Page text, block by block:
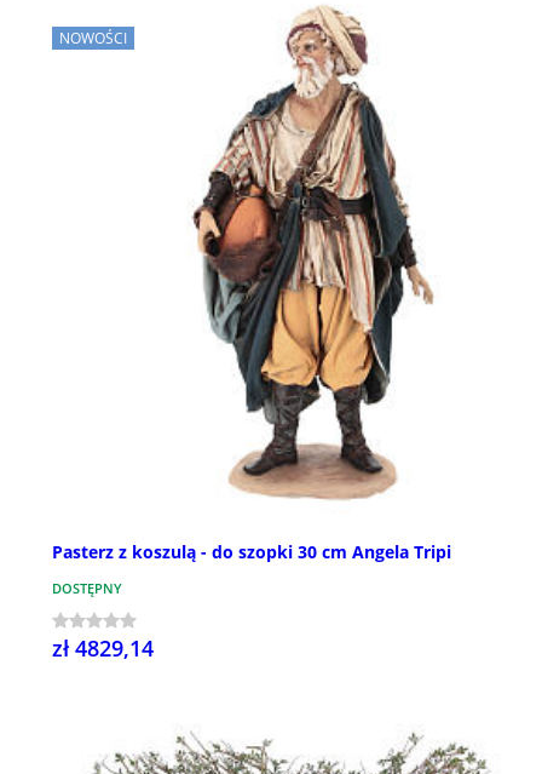
NOWOŚCI
Pasterz z koszulą - do szopki 30 cm Angela Tripi
DOSTĘPNY
zł 4829,14